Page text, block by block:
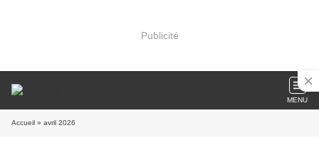
Publicité
MENU
Accueil » avril 2026